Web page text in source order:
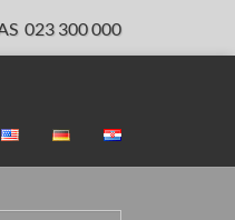
023 300 000